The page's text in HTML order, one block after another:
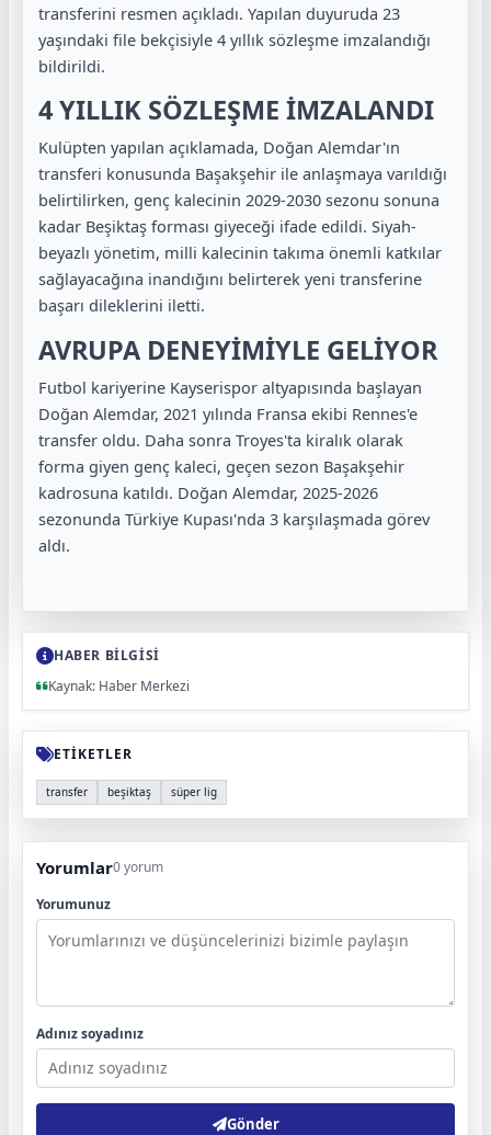
transferini resmen açıkladı. Yapılan duyuruda 23
yaşındaki file bekçisiyle 4 yıllık sözleşme imzalandığı
bildirildi.
4 YILLIK SÖZLEŞME İMZALANDI
Kulüpten yapılan açıklamada, Doğan Alemdar'ın
transferi konusunda Başakşehir ile anlaşmaya varıldığı
belirtilirken, genç kalecinin 2029-2030 sezonu sonuna
kadar Beşiktaş forması giyeceği ifade edildi. Siyah-
beyazlı yönetim, milli kalecinin takıma önemli katkılar
sağlayacağına inandığını belirterek yeni transferine
başarı dileklerini iletti.
AVRUPA DENEYİMİYLE GELİYOR
Futbol kariyerine Kayserispor altyapısında başlayan
Doğan Alemdar, 2021 yılında Fransa ekibi Rennes'e
transfer oldu. Daha sonra Troyes'ta kiralık olarak
forma giyen genç kaleci, geçen sezon Başakşehir
kadrosuna katıldı. Doğan Alemdar, 2025-2026
sezonunda Türkiye Kupası'nda 3 karşılaşmada görev
aldı.
HABER BİLGİSİ
Kaynak: Haber Merkezi
ETİKETLER
transfer beşiktaş süper lig
Yorumlar0 yorum
Yorumunuz
Adınız soyadınız
Gönder